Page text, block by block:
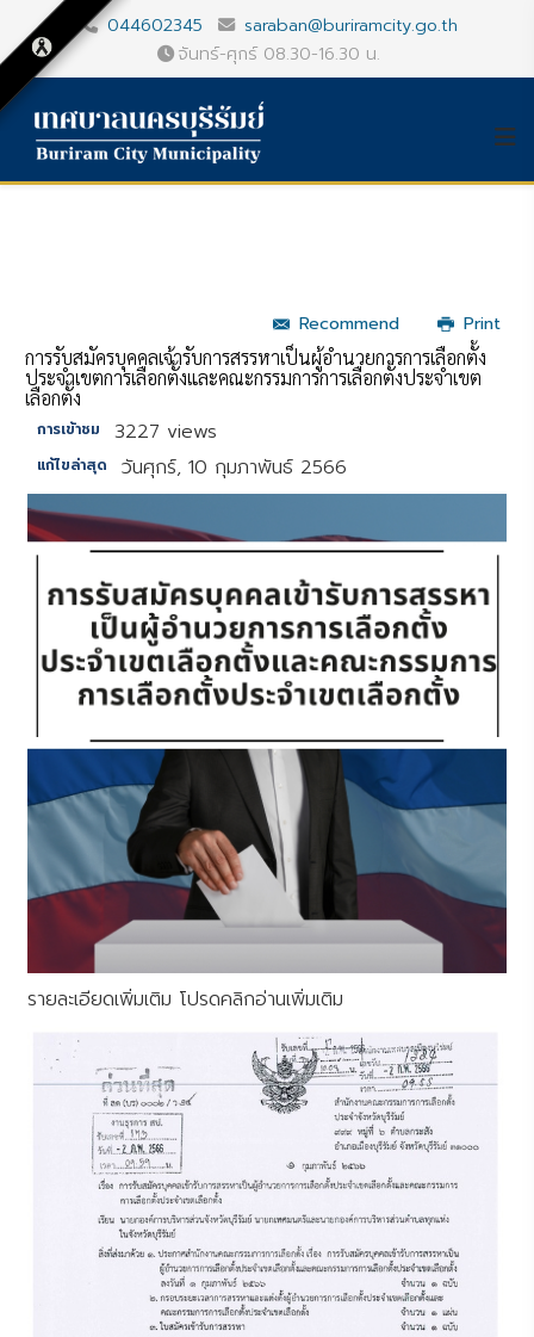
044602345
saraban@buriramcity.go.th
จันทร์-ศุกร์ 08.30-16.30 น.
Recommend
Print
การรับสมัครบุคคลเจ้ารับการสรรหาเป็นผู้อำนวยการการเลือกตั้ง
ประจำเขตการเลือกตั้งและคณะกรรมการการเลือกตั้งประจำเขต
เลือกตั้ง
การเข้าชม 3227 views
แก้ไขล่าสุด วันศุกร์, 10 กุมภาพันธ์ 2566
รายละเอียดเพิ่มเติม โปรดคลิกอ่านเพิ่มเติม